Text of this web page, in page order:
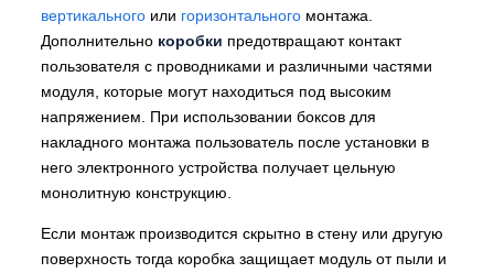
вертикального или горизонтального монтажа.
Дополнительно коробки предотвращают контакт
пользователя с проводниками и различными частями
модуля, которые могут находиться под высоким
напряжением. При использовании боксов для
накладного монтажа пользователь после установки в
него электронного устройства получает цельную
монолитную конструкцию.
Если монтаж производится скрытно в стену или другую
поверхность тогда коробка защищает модуль от пыли и